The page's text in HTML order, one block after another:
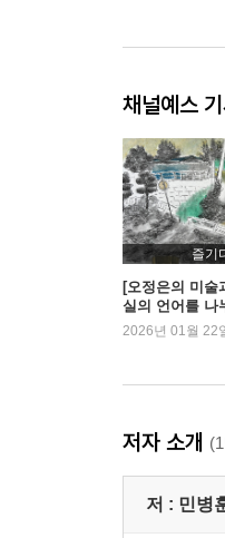
채널예스
즐기
[오정은의 미술
실의 언어를 나
| 예스24
2026년 01월 22
저자 소개
저 : 민병